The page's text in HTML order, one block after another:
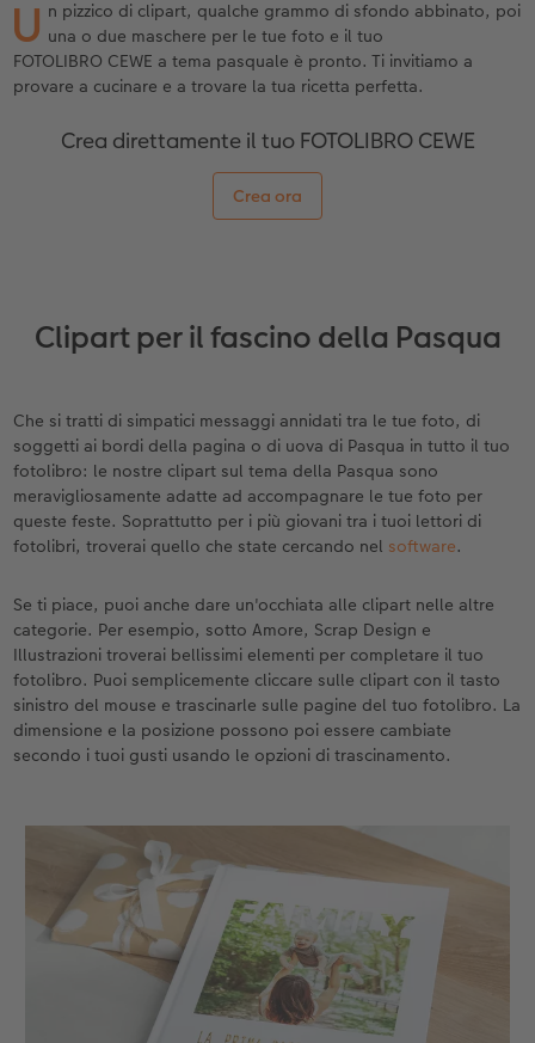
Custodia personalizzata
Tasca interna
Copertina in pelle e lino
Esempi di clienti
Storie dei clienti
Coffeetable Book «Art Collection»
Accessori
Stampe su carta riciclata
Poster premium
Foto adesivi
Accessori
Poster con mappa
Collage fotografico
Plexiglas
Poster Gallery
Poster su forex
Mosaico
Consigli decorazione murale
Altre occasioni
Biglietti pieghevoli
Cartoline postali
Decorazioni
Giochi
Animali domestici
Foto-box regalo
Idee regalo
Buono regalo CEWE
Barattolo per croccantini con foto
Calendari da parete con design
Calendario da parete A4
Calendario da parete A3
Cartoline fotografiche istantanee
Set di foto istantanee
Foto mosaico istantanee
per il compleanno
Regali per la festa della mamma
Fotoregali per Pasqua
Matrimonio
Annuario
Storie dei clienti
U n pizzico di clipart, qualche grammo di sfondo abbinato, poi
una o due maschere per le tue foto e il tuo
FOTOLIBRO CEWE a tema pasquale è pronto. Ti invitiamo a
provare a cucinare e a trovare la tua ricetta perfetta.
Crea direttamente il tuo FOTOLIBRO CEWE
Crea ora
Clipart per il fascino della Pasqua
Che si tratti di simpatici messaggi annidati tra le tue foto, di
soggetti ai bordi della pagina o di uova di Pasqua in tutto il tuo
fotolibro: le nostre clipart sul tema della Pasqua sono
meravigliosamente adatte ad accompagnare le tue foto per
queste feste. Soprattutto per i più giovani tra i tuoi lettori di
fotolibri, troverai quello che state cercando nel software.
Se ti piace, puoi anche dare un'occhiata alle clipart nelle altre
categorie. Per esempio, sotto Amore, Scrap Design e
Illustrazioni troverai bellissimi elementi per completare il tuo
fotolibro. Puoi semplicemente cliccare sulle clipart con il tasto
sinistro del mouse e trascinarle sulle pagine del tuo fotolibro. La
dimensione e la posizione possono poi essere cambiate
secondo i tuoi gusti usando le opzioni di trascinamento.